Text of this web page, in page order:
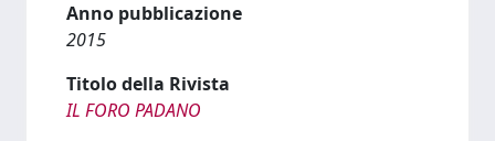
Anno pubblicazione
2015
Titolo della Rivista
IL FORO PADANO